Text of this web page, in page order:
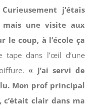
j’étais
une visite aux
le coup, à l’école ça
tape dans l’œil d’une
« J’ai servi de
Mon prof principal
c’était clair dans ma